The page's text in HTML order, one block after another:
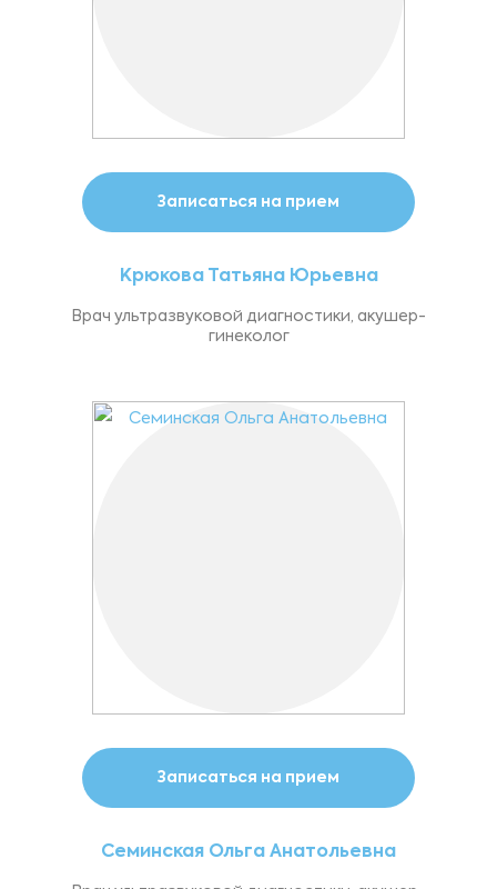
Записаться на прием
Крюкова Татьяна Юрьевна
Врач ультразвуковой диагностики, акушер-
гинеколог
Записаться на прием
Семинская Ольга Анатольевна